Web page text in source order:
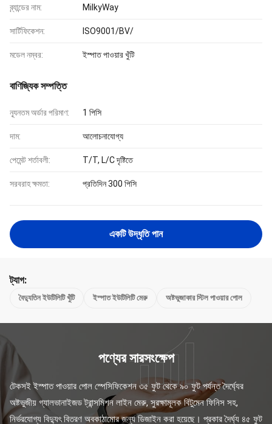
ব্র্যান্ডের নাম: MilkyWay
সার্টিফিকেশন: ISO9001/BV/
মডেল নম্বর: ইস্পাত পাওয়ার খুঁটি
বাণিজ্যিক সম্পত্তি
ন্যূনতম অর্ডার পরিমাণ: 1 পিসি
দাম: আলোচনাযোগ্য
পেমেন্ট শর্তাবলী: T/T, L/C দৃষ্টিতে
সরবরাহ ক্ষমতা: প্রতিদিন 300 পিসি
একটি উদ্ধৃতি পান
ট্যাগ:
বৈদ্যুতিন ইউটিলিটি খুঁটি ইস্পাত ইউটিলিটি মেরু অষ্টভুজাকার স্টিল পাওয়ার পোল
পণ্যের সারসংক্ষেপ
টেকসই ইস্পাত পাওয়ার পোল স্পেসিফিকেশন ৩৫ ফুট থেকে ৯০ ফুট পর্যন্ত দৈর্ঘ্যের
অষ্টভুজীয় গ্যালভানাইজড ট্রান্সমিশন লাইন মেরু, সুরক্ষামূলক বিটুমেন ফিনিস সহ,
নির্ভরযোগ্য বিদ্যুৎ বিতরণ অবকাঠামোর জন্য ডিজাইন করা হয়েছে। প্রকার দৈর্ঘ্য ৪৫ ফুট